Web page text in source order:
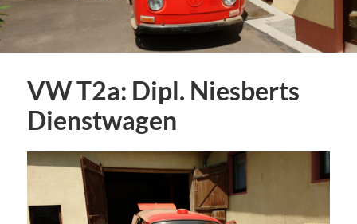
VW T2a: Dipl. Niesberts
Dienstwagen